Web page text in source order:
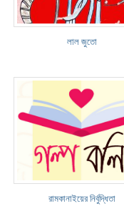
লাল জুতো
রামকানাইয়ের নির্বুদ্ধিতা